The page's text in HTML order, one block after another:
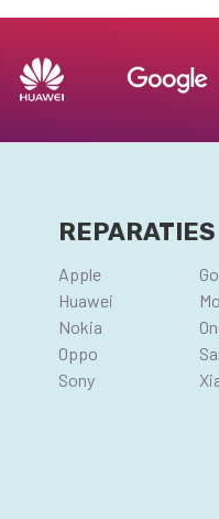
REPARATIES
Apple
Huawei
Nokia
Oppo
Sony